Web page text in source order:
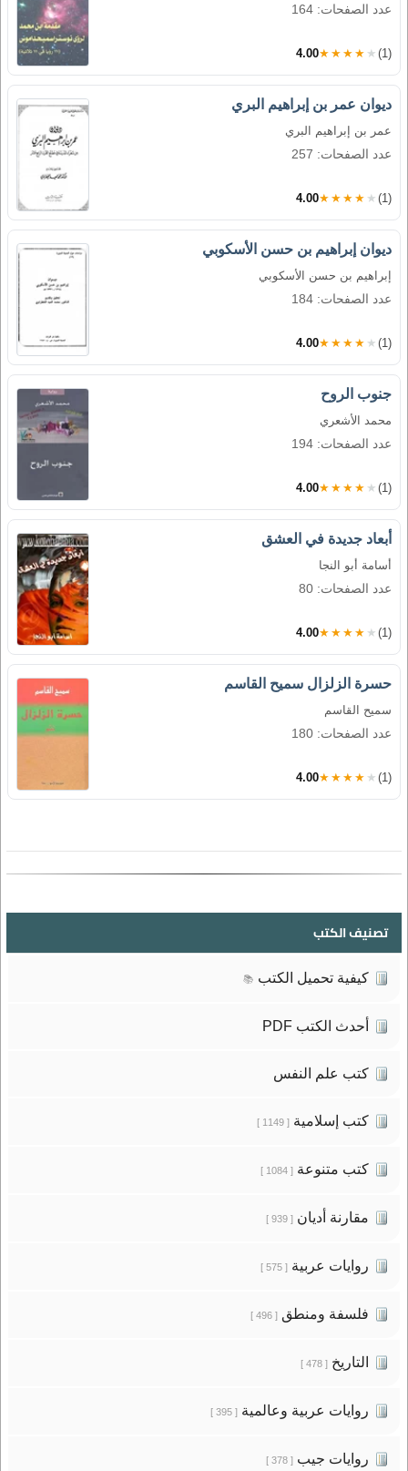
عدد الصفحات: 164
4.00★★★★★ (1)
ديوان عمر بن إبراهيم البري
عمر بن إبراهيم البري
عدد الصفحات: 257
4.00★★★★★ (1)
ديوان إبراهيم بن حسن الأسكوبي
إبراهيم بن حسن الأسكوبي
عدد الصفحات: 184
4.00★★★★★ (1)
جنوب الروح
محمد الأشعري
عدد الصفحات: 194
4.00★★★★★ (1)
أبعاد جديدة في العشق
أسامة أبو النجا
عدد الصفحات: 80
4.00★★★★★ (1)
حسرة الزلزال سميح القاسم
سميح القاسم
عدد الصفحات: 180
4.00★★★★★ (1)
تصنيف الكتب
كيفية تحميل الكتب 📚
أحدث الكتب PDF
كتب علم النفس
كتب إسلامية[ 1149 ]
كتب متنوعة[ 1084 ]
مقارنة أديان[ 939 ]
روايات عربية[ 575 ]
فلسفة ومنطق[ 496 ]
التاريخ[ 478 ]
روايات عربية وعالمية[ 395 ]
روايات جيب[ 378 ]